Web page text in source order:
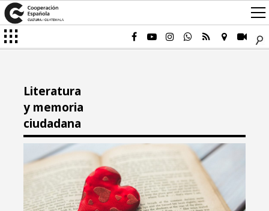
Literatura
y memoria
ciudadana